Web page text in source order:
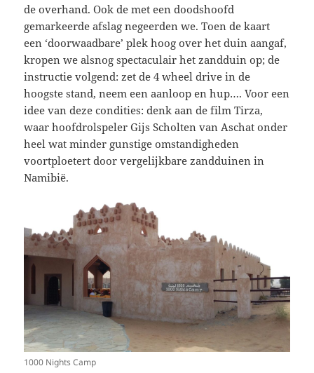
de overhand. Ook de met een doodshoofd
gemarkeerde afslag negeerden we. Toen de kaart
een ‘doorwaadbare’ plek hoog over het duin aangaf,
kropen we alsnog spectaculair het zandduin op; de
instructie volgend: zet de 4 wheel drive in de
hoogste stand, neem een aanloop en hup…. Voor een
idee van deze condities: denk aan de film Tirza,
waar hoofdrolspeler Gijs Scholten van Aschat onder
heel wat minder gunstige omstandigheden
voortploetert door vergelijkbare zandduinen in
Namibië.
1000 Nights Camp